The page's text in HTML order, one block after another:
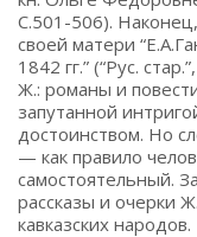
С.501-506).
своей матери
1842 гг.” (“Рус.
Ж.: романы и
запутанной
достоинством. Но
— как правило
самостоятельный.
рассказы и очерки
кавказских народов.